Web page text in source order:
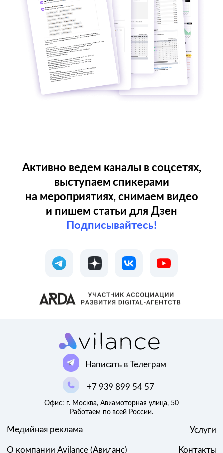
Политика конфиденциальности
Публичная оферта
ИП Воробьева Ольга Геннадьевна Avilance / Авиланс
Юр. адрес: Московская область, Химки, Московская улица, 1